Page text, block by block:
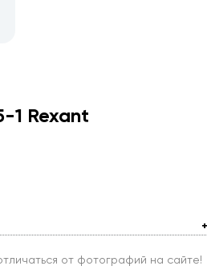
1 Rexant
от фотографий на сайте!